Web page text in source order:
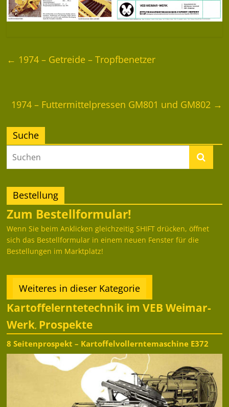
← 1974 – Getreide – Tropfbenetzer
1974 – Futtermittelpressen GM801 und GM802 →
Suche
Bestellung
Zum Bestellformular!
Wenn Sie beim Anklicken gleichzeitig SHIFT drücken, öffnet
sich das Bestellformular in einem neuen Fenster für die
Bestellungen im Marktplatz!
Weiteres in dieser Kategorie
Kartoffelerntetechnik im VEB Weimar-
Werk, Prospekte
8 Seitenprospekt – Kartoffelvollerntemaschine E372